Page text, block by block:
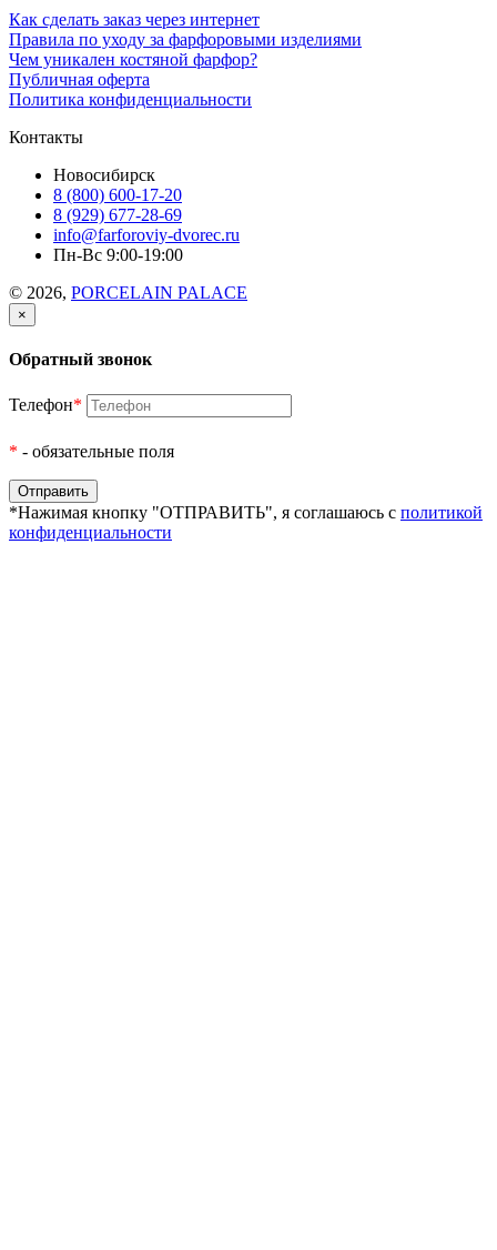
Как сделать заказ через интернет
Правила по уходу за фарфоровыми изделиями
Чем уникален костяной фарфор?
Публичная оферта
Политика конфиденциальности
Контакты
Новосибирск
8 (800) 600-17-20
8 (929) 677-28-69
info@farforoviy-dvorec.ru
Пн-Вс 9:00-19:00
© 2026, PORCELAIN PALACE
×
Обратный звонок
Телефон*
* - обязательные поля
*Нажимая кнопку "ОТПРАВИТЬ", я соглашаюсь с политикой
конфиденциальности